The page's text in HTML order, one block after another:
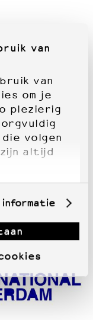
van
van
om je
plezierig
volgen
altijd
informatie